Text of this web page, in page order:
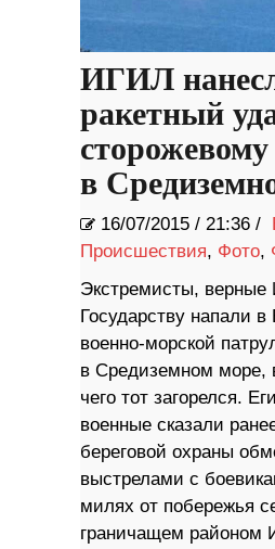
ИГИЛ
ракетный
в
16/07/2015 / 21:36 /
Происшествия, Фото,
Экстремисты, верные
Государству напали в
военно-морской
в Средиземном море,
чего тот загорелся.
военные сказали
береговой охраны
выстрелами с
милях от побережья
граничащем районом